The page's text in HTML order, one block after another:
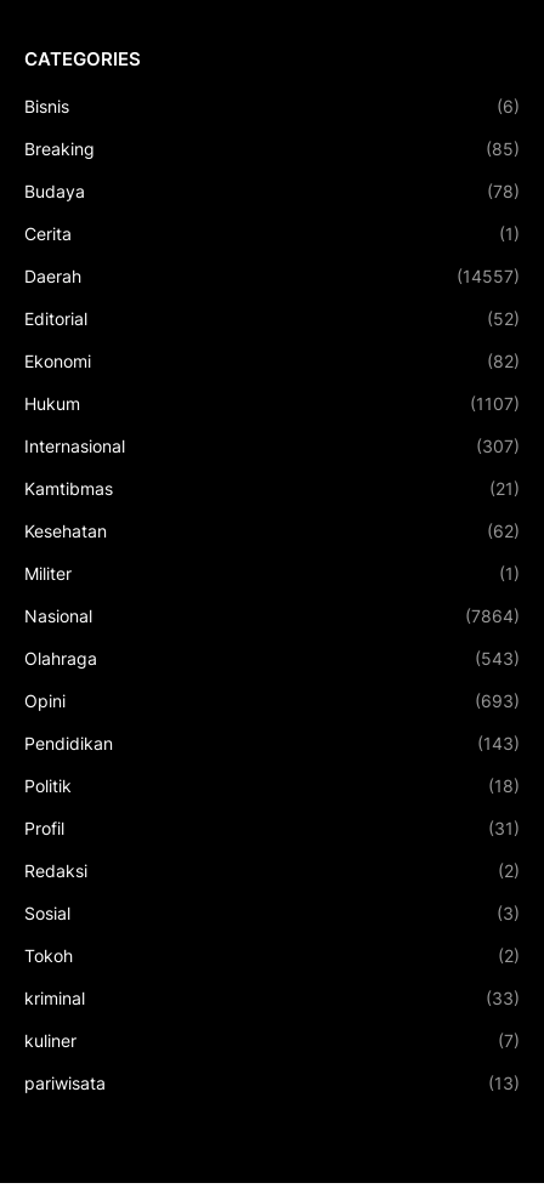
CATEGORIES
Bisnis (6)
Breaking (85)
Budaya (78)
Cerita (1)
Daerah (14557)
Editorial (52)
Ekonomi (82)
Hukum (1107)
Internasional (307)
Kamtibmas (21)
Kesehatan (62)
Militer (1)
Nasional (7864)
Olahraga (543)
Opini (693)
Pendidikan (143)
Politik (18)
Profil (31)
Redaksi (2)
Sosial (3)
Tokoh (2)
kriminal (33)
kuliner (7)
pariwisata (13)